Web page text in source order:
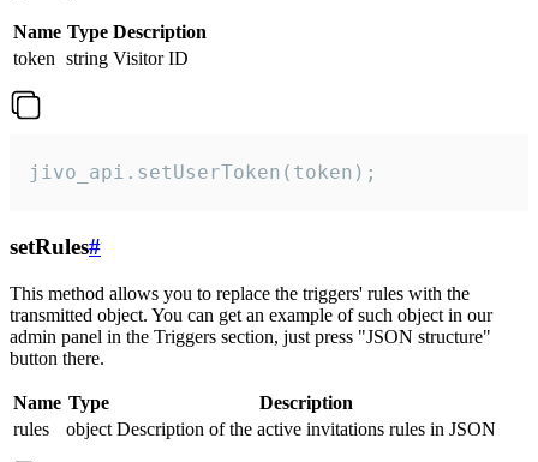
Name Type Description
token string Visitor ID
jivo_api.setUserToken(token);
setRules#
This method allows you to replace the triggers' rules with the
transmitted object. You can get an example of such object in our
admin panel in the Triggers section, just press "JSON structure"
button there.
Name Type
Description
rules
object Description of the active invitations rules in JSON